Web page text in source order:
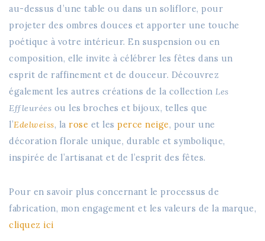
au-dessus d’une table ou dans un soliflore, pour
projeter des ombres douces et apporter une touche
poétique à votre intérieur. En suspension ou en
composition, elle invite à célébrer les fêtes dans un
esprit de raffinement et de douceur. Découvrez
également les autres créations de la collection Les
Effleurées ou les broches et bijoux, telles que
l’Edelweiss, la rose et les perce neige, pour une
décoration florale unique, durable et symbolique,
inspirée de l’artisanat et de l’esprit des fêtes.
Pour en savoir plus concernant le processus de
fabrication, mon engagement et les valeurs de la marque,
cliquez ici